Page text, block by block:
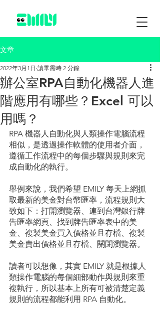
文章
辦公室RPA自動化機器人進
階應用有哪些？Excel 可以
用嗎？
2022年3月1日 讀畢需時 2 分鐘
RPA 機器人自動化與人類操作電腦流程
相似，是透過操作軟體的使用者介面，
遵循工作流程中的每個步驟與規則來完
成自動化的執行。
舉例來說，我們希望 EMILY 每天上網抓
取最新的美金對台幣匯率，流程規則大
致如下：打開瀏覽器、連到台灣銀行牌
告匯率網頁、找到牌告匯率表中的美
金、複製美金買入價格並且存檔、複製
美金賣出價格並且存檔、關閉瀏覽器。
讀者可以想像，其實 EMILY 就是根據人
類操作電腦的每個細部動作與規則來重
複執行，所以基本上所有可被清楚定義
規則的流程都能利用 RPA 自動化。